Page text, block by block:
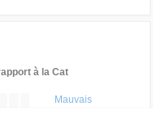
à la Cat
Mauvais